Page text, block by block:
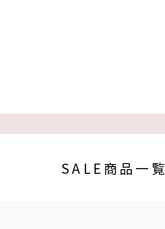
SALE商品一覧